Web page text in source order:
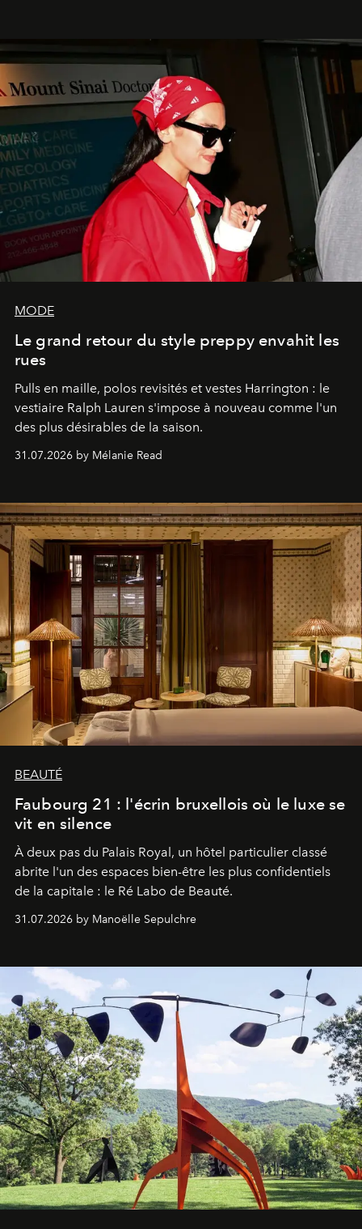
MODE
Le grand retour du style preppy envahit les
rues
Pulls en maille, polos revisités et vestes Harrington : le
vestiaire Ralph Lauren s'impose à nouveau comme l'un
des plus désirables de la saison.
31.07.2026 by Mélanie Read
BEAUTÉ
Faubourg 21 : l'écrin bruxellois où le luxe se
vit en silence
À deux pas du Palais Royal, un hôtel particulier classé
abrite l'un des espaces bien-être les plus confidentiels
de la capitale : le Ré Labo de Beauté.
31.07.2026 by Manoëlle Sepulchre